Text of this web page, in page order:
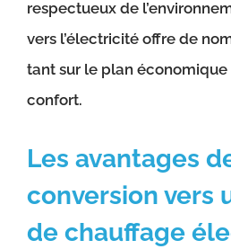
respectueux de
vers l’électricité offre de
tant sur le plan
confort.
Les avantages
conversion vers
de chauffage